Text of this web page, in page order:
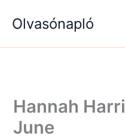
Olvasónapló
Hannah
June
e
a
é
g
k
é
g
k